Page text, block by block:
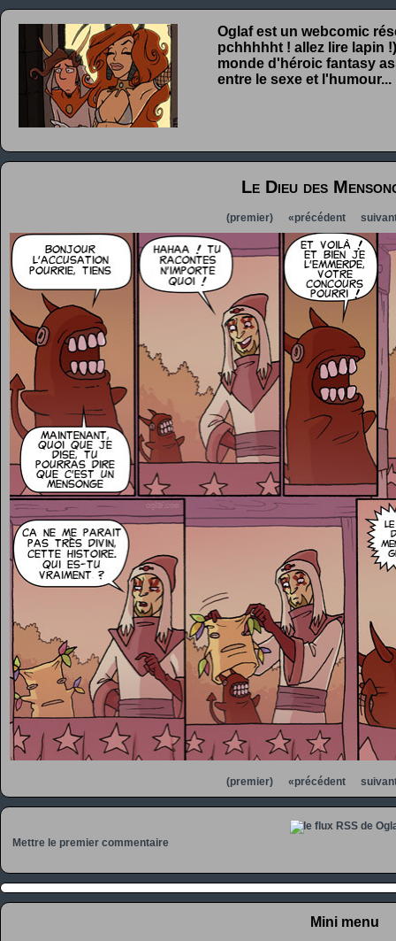
Oglaf est un webcomic
pchhhhht ! allez lire lapin
monde d'héroic fantasy
entre le sexe et l'humour...
Le Dieu des
(premier) «précédent
(premier) «précédent
Mettre le premier commentaire
Mini menu